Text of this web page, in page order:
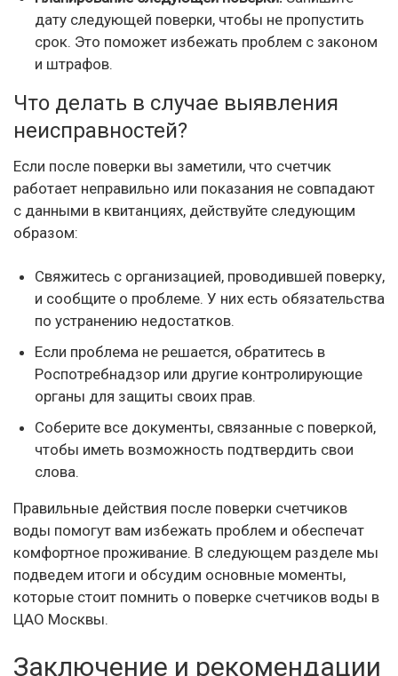
дату следующей поверки, чтобы не пропустить
срок. Это поможет избежать проблем с законом
и штрафов.
Что делать в случае выявления
неисправностей?
Если после поверки вы заметили, что счетчик
работает неправильно или показания не совпадают
с данными в квитанциях, действуйте следующим
образом:
Свяжитесь с организацией, проводившей поверку,
и сообщите о проблеме. У них есть обязательства
по устранению недостатков.
Если проблема не решается, обратитесь в
Роспотребнадзор или другие контролирующие
органы для защиты своих прав.
Соберите все документы, связанные с поверкой,
чтобы иметь возможность подтвердить свои
слова.
Правильные действия после поверки счетчиков
воды помогут вам избежать проблем и обеспечат
комфортное проживание. В следующем разделе мы
подведем итоги и обсудим основные моменты,
которые стоит помнить о поверке счетчиков воды в
ЦАО Москвы.
Заключение и рекомендации